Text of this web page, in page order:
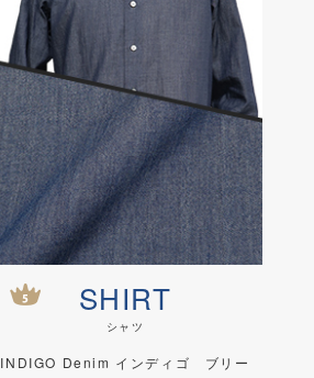
SHIRT
シャツ
INDIGO Denim インディゴ ブリー